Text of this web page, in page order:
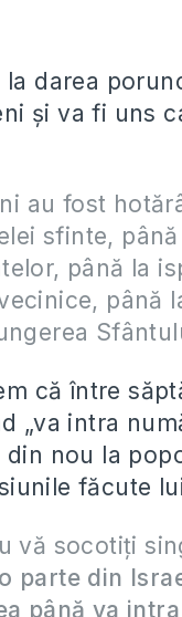
la darea
și va fi uns
au fost
sfinte,
până la
până
că între
„va intra
nou la
făcute
vă socotiți
o parte din
până va